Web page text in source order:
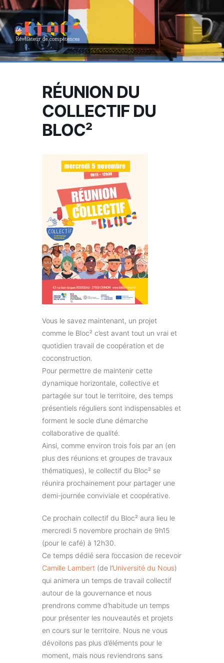
Aller
au
contenu
RÉUNION DU
COLLECTIF DU
BLOC²
Vous le savez maintenant, un projet
comme le Bloc² c’est avant tout un vrai et
quotidien travail de coopération et de
coconstruction.
Pour permettre de maintenir cette
dynamique horizontale, collective et
partagée sur tout le territoire, des temps
présentiels réguliers sont indispensables et
forment le socle d’une démarche
collaborative de qualité.
Ainsi, comme environ trois fois par an (en
plus des réunions et groupes de travaux
thématiques), le collectif du Bloc² se
réunira prochainement pour partager une
demi-journée conviviale et coopérative.
Ce prochain collectif du Bloc² aura lieu le
mercredi 5 novembre prochain de 9h15
(pour le café) à 12h30.
Ce temps dédié sera l’occasion de recevoir
Camille Lambert (de l’Université du Nous)
qui animera un temps de travail collectif
autour de la gouvernance et nous
prendrons comme d’habitude un temps
pour présenter les nouveautés et projets
en cours sur le territoire. Nous ne vous
dévoilons pas plus d’éléments pour le
moment, mais nous reviendrons sans